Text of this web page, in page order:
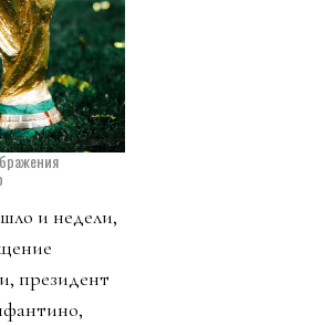
и недели,
президент